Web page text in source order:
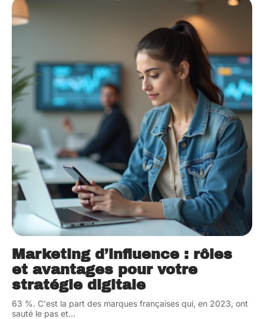
Marketing d’influence : rôles
et avantages pour votre
stratégie digitale
63 %. C'est la part des marques françaises qui, en 2023, ont
sauté le pas et…